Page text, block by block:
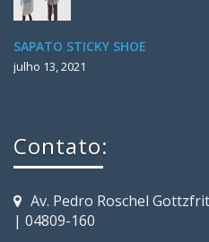
SAPATO STICKY SHOE
julho 13, 2021
Contato:
Av. Pedro Roschel
| 04809-160